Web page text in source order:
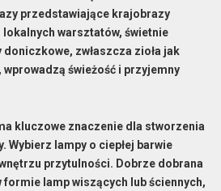
przedstawiające krajobrazy
warsztatów, świetnie
doniczkowe, zwłaszcza zioła jak
świeżość i przyjemny
kluczowe znaczenie dla stworzenia
Wybierz lampy o ciepłej barwie
przytulności. Dobrze dobrana
formie lamp wiszących lub ściennych,